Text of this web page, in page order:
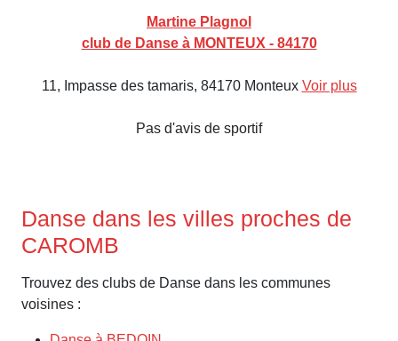
Martine Plagnol
club de Danse à MONTEUX - 84170
11, Impasse des tamaris, 84170 Monteux Voir plus
Pas d'avis de sportif
Danse dans les villes proches de
CAROMB
Trouvez des clubs de Danse dans les communes
voisines :